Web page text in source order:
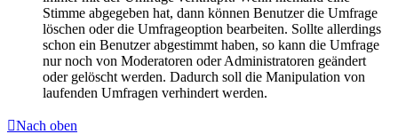
Stimme abgegeben hat, dann können Benutzer die Umfrage
löschen oder die Umfrageoption bearbeiten. Sollte allerdings
schon ein Benutzer abgestimmt haben, so kann die Umfrage
nur noch von Moderatoren oder Administratoren geändert
oder gelöscht werden. Dadurch soll die Manipulation von
laufenden Umfragen verhindert werden.
Nach oben